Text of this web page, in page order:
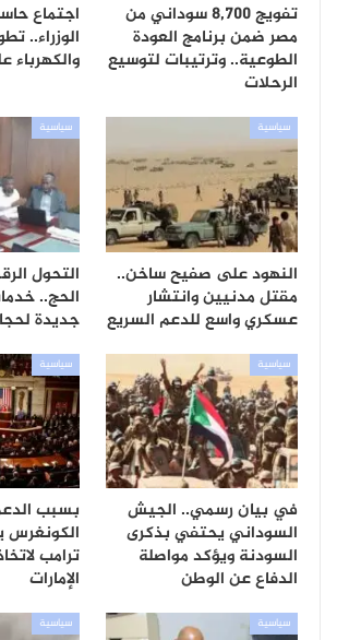
تفويج 8,700 سوداني من
مصر ضمن برنامج العودة
الطوعية.. وترتيبات لتوسيع
الرحلات
اجتماع
الوزراء..
والكهرباء
سياسية
النهود على صفيح ساخن..
مقتل مدنيين وانتشار
عسكري واسع للدعم السريع
سياسية
التحول
الحج..
جديدة
سياسية
في بيان رسمي.. الجيش
السوداني يحتفي بذكرى
السودنة ويؤكد مواصلة
الدفاع عن الوطن
سياسية
بسبب
الكونغرس
ترامب
الإمارات
سياسية سياسية